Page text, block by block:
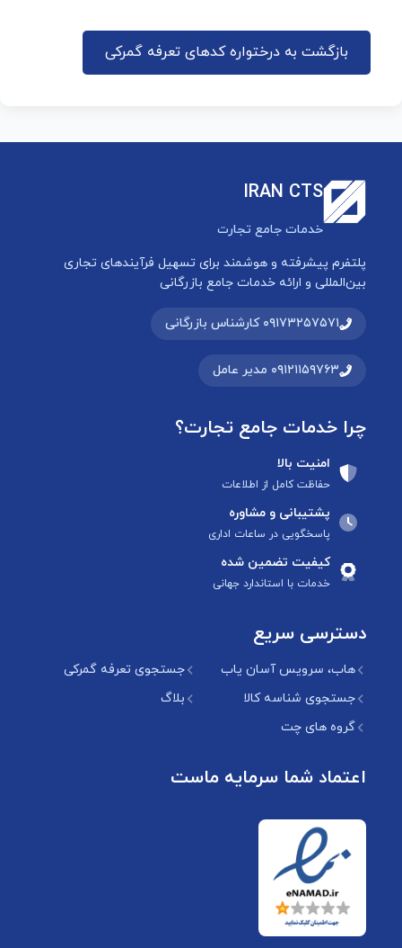
بازگشت به درختواره کدهای تعرفه گمرکی
IRAN CTS
خدمات جامع تجارت
پلتفرم پیشرفته و هوشمند برای تسهیل فرآیندهای تجاری
بین‌المللی و ارائه خدمات جامع بازرگانی
۰۹۱۷۳۲۵۷۵۷۱ کارشناس بازرگانی
۰۹۱۲۱۱۵۹۷۶۳ مدیر عامل
چرا خدمات جامع تجارت؟
امنیت بالا
حفاظت کامل از اطلاعات
پشتیبانی و مشاوره
پاسخگویی در ساعات اداری
کیفیت تضمین شده
خدمات با استاندارد جهانی
دسترسی سریع
هاب، سرویس آسان یاب
جستجوی تعرفه گمرکی
جستجوی شناسه کالا
بلاگ
گروه های چت
اعتماد شما سرمایه ماست